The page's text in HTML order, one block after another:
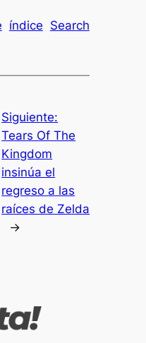
índice Search
Siguiente:
Tears Of The
Kingdom
insinúa el
regreso a las
raíces de Zelda
→